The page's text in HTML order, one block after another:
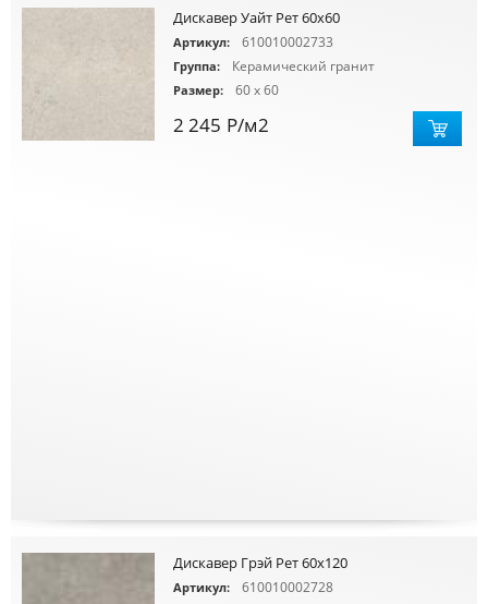
Дискавер Уайт Рет 60х60
Артикул: 610010002733
Группа: Керамический гранит
Размер: 60 x 60
2 245 Р/м2
Дискавер Грэй Рет 60х120
Артикул:
610010002728